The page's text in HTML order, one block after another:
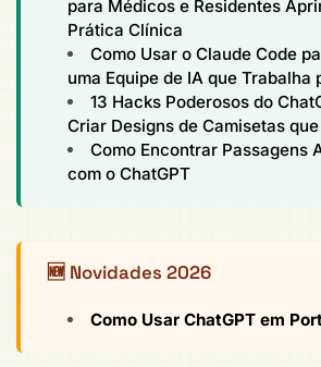
para Médicos e Residentes
Prática Clínica
Como Usar o Claude Code
uma Equipe de IA que Trabalha
13 Hacks Poderosos do
Criar Designs de Camisetas
Como Encontrar Passagens
com o ChatGPT
🆕 Novidades 2026
Como Usar ChatGPT em